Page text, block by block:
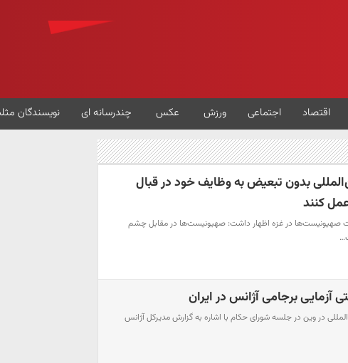
اقتصاد اجتماعی ورزش عکس چندرسانه ای نویسندگان
بدون تبعیض به وظایف خود در قبال
کنند
صهیونیست‌ها در غزه اظهار داشت: صهیونیست‌ها در مقابل چشم
آزمایی برجامی آژانس در ایران
در وین در جلسه شورای حکام با اشاره به گزارش مدیرکل آژانس